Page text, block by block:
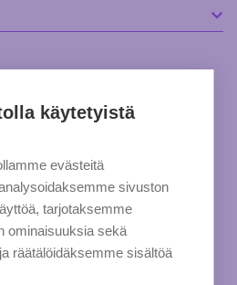
käytetyistä
evästeitä
sivuston
tarjotaksemme
ominaisuuksia sekä
räätälöidäksemme sisältöä